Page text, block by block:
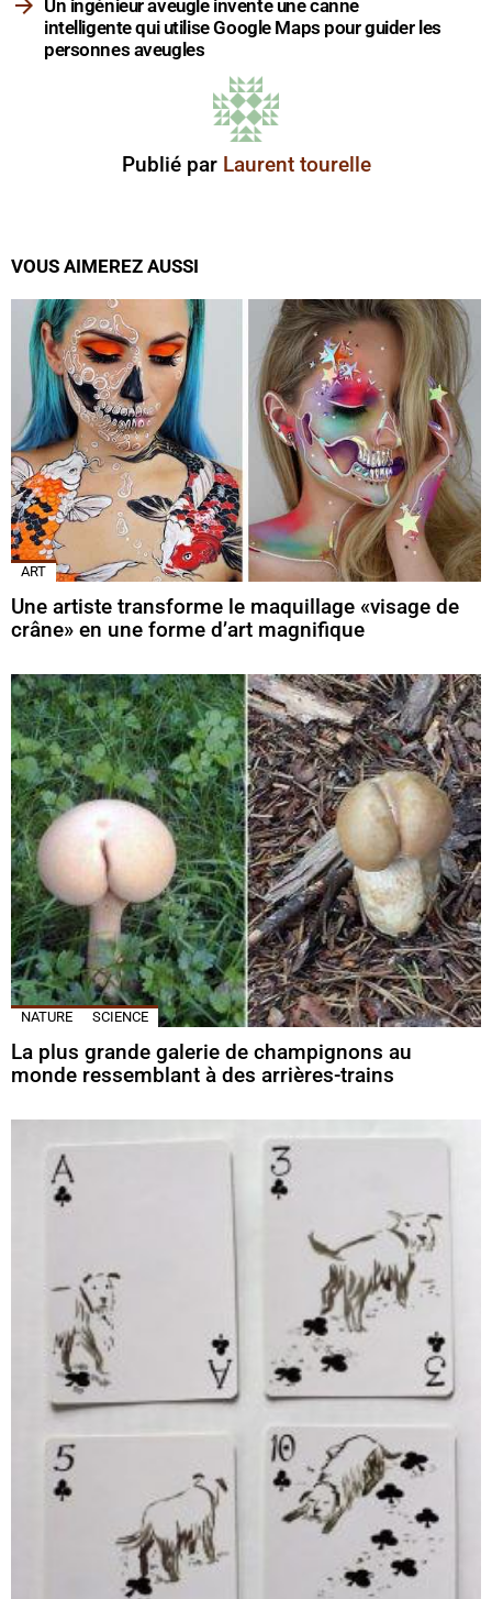
Un ingénieur aveugle invente une canne
intelligente qui utilise Google Maps pour guider les
personnes aveugles
Publié par Laurent tourelle
VOUS AIMEREZ AUSSI
ART
Une artiste transforme le maquillage «visage de
crâne» en une forme d’art magnifique
NATURE SCIENCE
La plus grande galerie de champignons au
monde ressemblant à des arrières-trains